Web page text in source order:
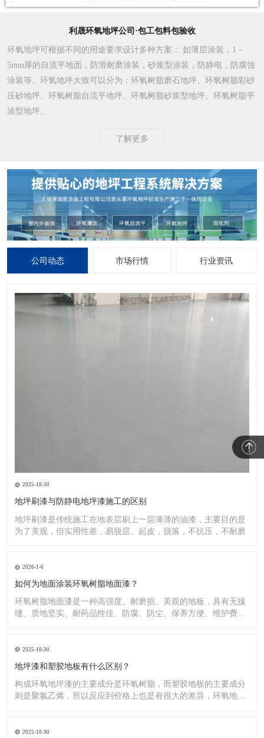
利晟环氧地坪公司·包工包料包验收
环氧地坪可根据不同的用途要求设计多种方案 ： 如薄层涂装，1－
5mm厚的自流平地面，防滑耐磨涂装，砂浆型涂装，防静电，防腐蚀
涂装等。环氧地坪大致可以分为：环氧树脂磨石地坪、环氧树脂彩砂
压砂地坪、环氧树脂自流平地坪、环氧树脂砂浆型地坪、环氧树脂平
涂型地坪。
了解更多
公司动态 市场行情 行业资讯
2025-10-30
地坪刷漆与防静电地坪漆施工的区别
地坪刷漆是传统施工在地表层刷上一层薄薄的油漆，主要目的是
为了美观，但实用性差，易脱层、起皮，脱落，不抗压，不耐磨
2026-1-6
如何为地面涂装环氧树脂地面漆？
环氧树脂地面漆是一种高强度、耐磨损、美观的地板，具有无接
缝、质地坚实、耐药品性佳、防腐、防尘、保养方便、维护费用
2025-10-30
地坪漆和塑胶地板有什么区别？
构成环氧地坪漆的主要成分是环氧树脂，而塑胶地板的主要成分
则是聚氯乙烯，所以反应到价格上也是有很大的差异，环氧地坪
2025-10-30